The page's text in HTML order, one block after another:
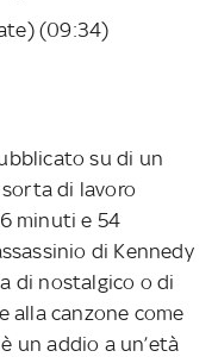
(09:34)
su di un
sorta di lavoro
minuti e 54
di Kennedy
di nostalgico o di
alla canzone come
un addio a un’età